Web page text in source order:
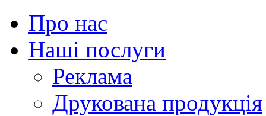
Про нас
Наші послуги
Реклама
Друкована продукція